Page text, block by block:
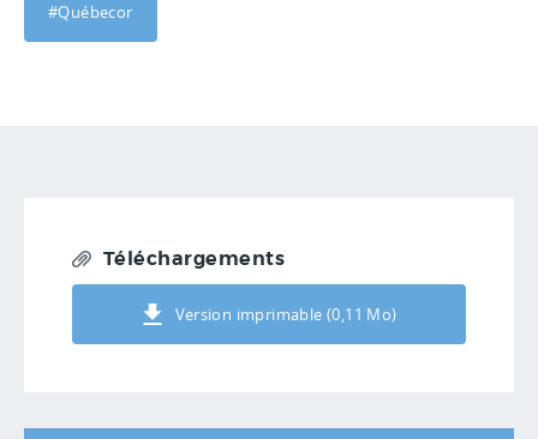
#Québecor
Téléchargements
Version imprimable (0,11 Mo)